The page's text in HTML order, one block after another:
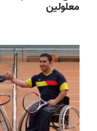
معلولین